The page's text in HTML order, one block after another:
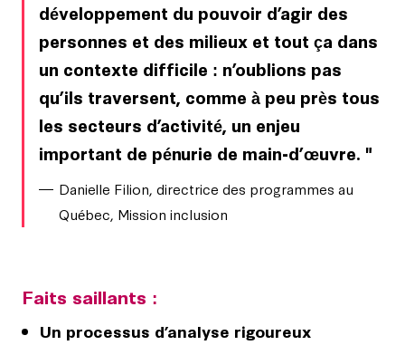
développement du pouvoir d’agir des
personnes et des milieux et tout ça dans
un contexte difficile : n’oublions pas
qu’ils traversent, comme à peu près tous
les secteurs d’activité, un enjeu
important de pénurie de main-d’œuvre.
Danielle Filion, directrice des programmes au
Québec, Mission inclusion
Faits saillants :
Un processus d’analyse rigoureux